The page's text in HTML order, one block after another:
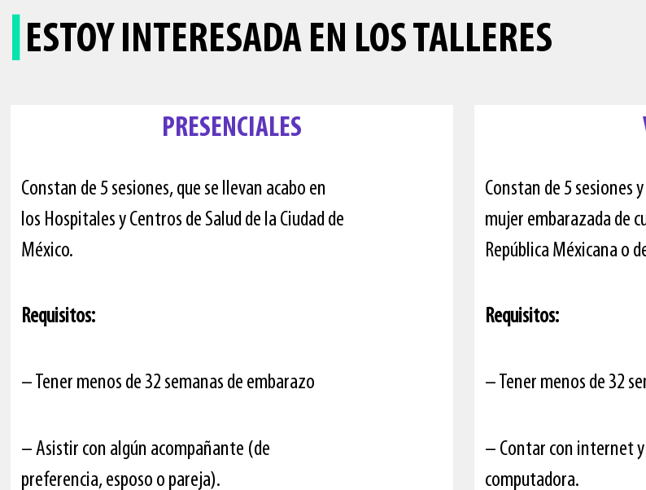
IESTOY INTERESADA EN LOS TALLERES
PRESENCIALES
Constan de 5 sesiones, que se llevan acabo en
los Hospitales y Centros de Salud de la Ciudad de
México.
Requisitos:
– Tener menos de 32 semanas de embarazo
– Asistir con algún acompañante (de
preferencia, esposo o pareja).
Constan de 5 sesiones
mujer embarazada de
República Méxicana o
Requisitos:
– Tener menos de 32
– Contar con internet
computadora.